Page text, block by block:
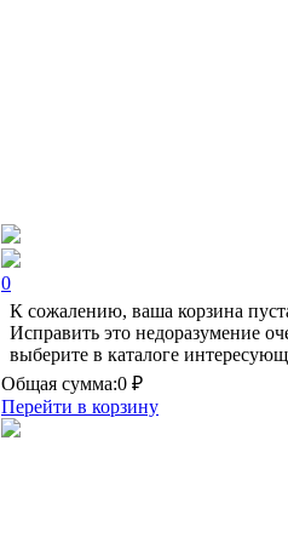
0
К сожалению, ваша корзина
Исправить это недоразумение
выберите в каталоге
Общая сумма:0 ₽
Перейти в корзину